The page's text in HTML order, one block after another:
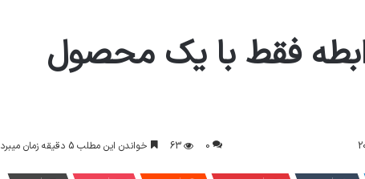
فقط با یک محصول
0
63 خواندن این مطلب 5 دقیقه زمان میبرد